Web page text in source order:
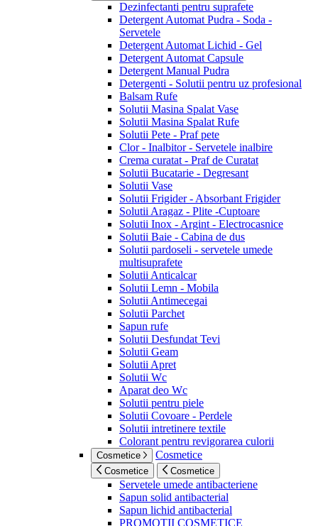
Dezinfectanti pentru suprafete
Detergent Automat Pudra - Soda -
Servetele
Detergent Automat Lichid - Gel
Detergent Automat Capsule
Detergent Manual Pudra
Detergenti - Solutii pentru uz profesional
Balsam Rufe
Solutii Masina Spalat Vase
Solutii Masina Spalat Rufe
Solutii Pete - Praf pete
Clor - Inalbitor - Servetele inalbire
Crema curatat - Praf de Curatat
Solutii Bucatarie - Degresant
Solutii Vase
Solutii Frigider - Absorbant Frigider
Solutii Aragaz - Plite -Cuptoare
Solutii Inox - Argint - Electrocasnice
Solutii Baie - Cabina de dus
Solutii pardoseli - servetele umede
multisuprafete
Solutii Anticalcar
Solutii Lemn - Mobila
Solutii Antimecegai
Solutii Parchet
Sapun rufe
Solutii Desfundat Tevi
Solutii Geam
Solutii Apret
Solutii Wc
Aparat deo Wc
Solutii pentru piele
Solutii Covoare - Perdele
Solutii intretinere textile
Colorant pentru revigorarea culorii
Cosmetice Cosmetice
Cosmetice Cosmetice
Servetele umede antibacteriene
Sapun solid antibacterial
Sapun lichid antibacterial
PROMOTII COSMETICE